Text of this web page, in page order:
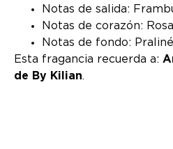
Notas de salida:
Notas de corazón:
Notas de fondo:
Esta fragancia recuerda a:
de By Kilian.